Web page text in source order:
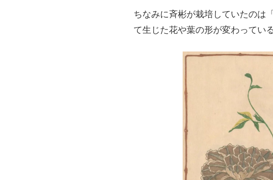
ちなみに斉彬が栽培していたのは
て生じた花や葉の形が変わってい